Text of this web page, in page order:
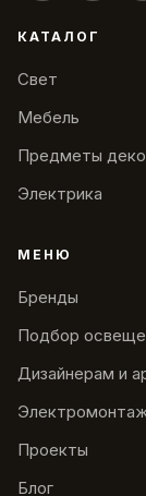
КАТАЛОГ
Свет
Мебель
Предметы
Электрика
МЕНЮ
Бренды
Подбор
Дизайнерам и
Проекты
Блог